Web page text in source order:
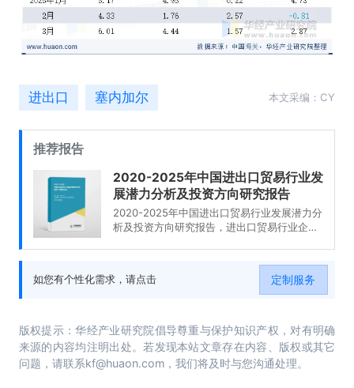
进出口 塞内加尔 本文采编：CY
推荐报告
2020-2025年中国进出口贸易行业发
展潜力分析及投资方向研究报告
2020-2025年中国进出口贸易行业发展潜力分
析及投资方向研究报告，进出口贸易行业企业
易行业投资风险与营销分析，2020-2025年中
国进出口贸易行业发展战略及规划建议。
如您有个性化需求，请点击 定制服务
版权提示：华经产业研究院倡导尊重与保护知识产权，对有明确
来源的内容均注明出处。若发现本站文章存在内容、版权或其它
问题，请联系kf@huaon.com，我们将及时与您沟通处理。